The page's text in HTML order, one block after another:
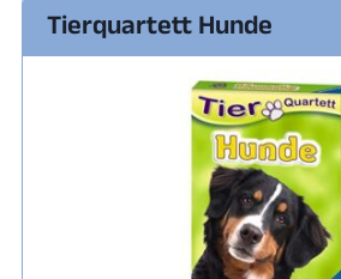
Tierquartett Hunde